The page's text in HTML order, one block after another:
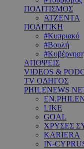
ΠΟΛΙΤΙΣΜΟΣ
ΑΤΖΕΝΤΑ
ΠΟΛΙΤΙΚΗ
#Κυπριακό
#Βουλή
ΑΠΟΨΕΙΣ
VIDEOS &
TV ΟΔΗΓΟΣ
PHILENEWS
LIKE
GOAL
ΧΡΥΣΕΣ
KARIERA
IN-